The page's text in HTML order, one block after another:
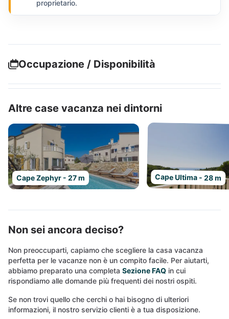
proprietario.
Occupazione / Disponibilità
Altre case vacanza nei dintorni
Cape Zephyr - 27 m Cape Ultima - 28 m
Non sei ancora deciso?
Non preoccuparti, capiamo che scegliere la casa vacanza
perfetta per le vacanze non è un compito facile. Per aiutarti,
abbiamo preparato una completa Sezione FAQ in cui
rispondiamo alle domande più frequenti dei nostri ospiti.
Se non trovi quello che cerchi o hai bisogno di ulteriori
informazioni, il nostro servizio clienti è a tua disposizione.